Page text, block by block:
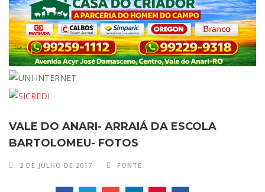
VALE DO ANARI- ARRAIÁ DA ESCOLA
BARTOLOMEU- FOTOS
2 DE JULHO DE 2017 FONTE: